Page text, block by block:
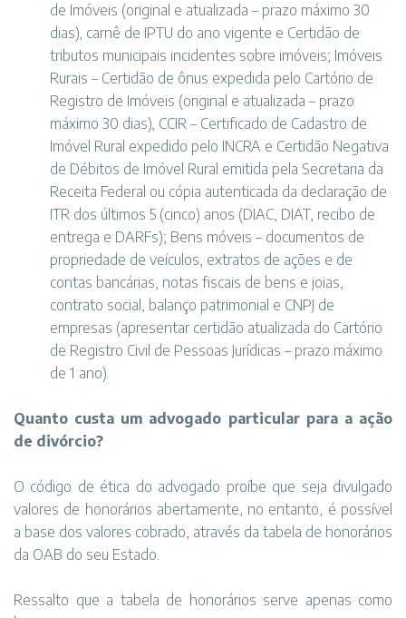
de Imóveis (original e atualizada – prazo máximo 30
dias), carnê de IPTU do ano vigente e Certidão de
tributos municipais incidentes sobre imóveis; Imóveis
Rurais – Certidão de ônus expedida pelo Cartório de
Registro de Imóveis (original e atualizada – prazo
máximo 30 dias), CCIR – Certificado de Cadastro de
Imóvel Rural expedido pelo INCRA e Certidão Negativa
de Débitos de Imóvel Rural emitida pela Secretaria da
Receita Federal ou cópia autenticada da declaração de
ITR dos últimos 5 (cinco) anos (DIAC, DIAT, recibo de
entrega e DARFs); Bens móveis – documentos de
propriedade de veículos, extratos de ações e de
contas bancárias, notas fiscais de bens e joias,
contrato social, balanço patrimonial e CNPJ de
empresas (apresentar certidão atualizada do Cartório
de Registro Civil de Pessoas Jurídicas – prazo máximo
de 1 ano).
Quanto custa um advogado particular para a ação
de divórcio?
O código de ética do advogado proíbe que seja divulgado
valores de honorários abertamente, no entanto, é possível
a base dos valores cobrado, através da tabela de honorários
da OAB do seu Estado.
Ressalto que a tabela de honorários serve apenas como